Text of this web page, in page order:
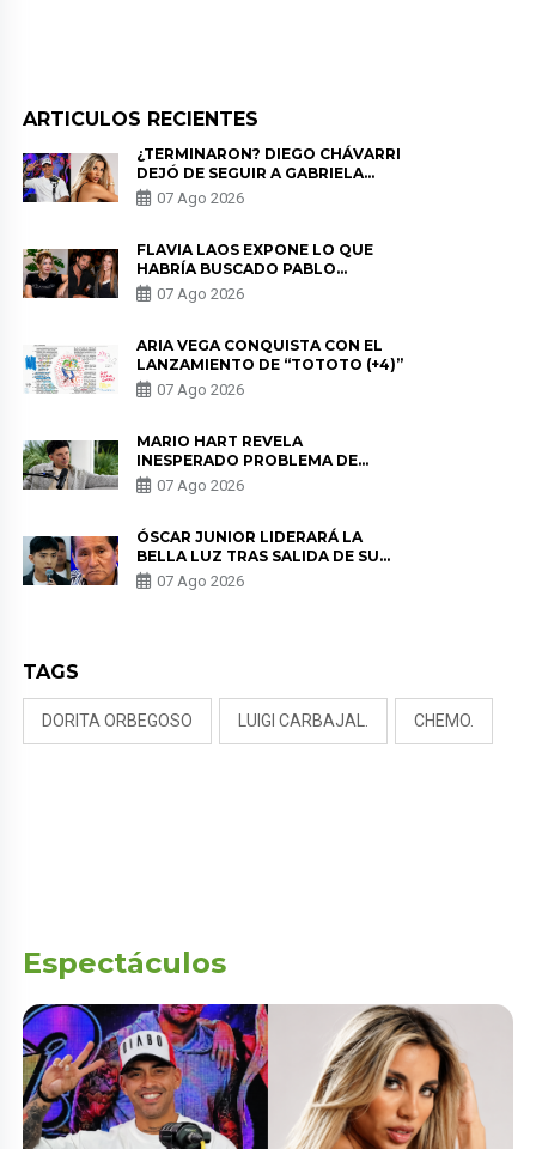
ARTICULOS RECIENTES
¿TERMINARON? DIEGO CHÁVARRI
DEJÓ DE SEGUIR A GABRIELA
HERRERA Y ANUNCIA SU SALIDA
DE PÓDCAST
07 Ago 2026
FLAVIA LAOS EXPONE LO QUE
HABRÍA BUSCADO PABLO
HEREDIA CON ALE FULLER: “UNA
DE LAS PARTES QUERÍA EL
07 Ago 2026
ARIA VEGA CONQUISTA CON EL
LANZAMIENTO DE “TOTOTO (+4)”
07 Ago 2026
MARIO HART REVELA
INESPERADO PROBLEMA DE
SALUD ANTES DE SEPARARSE DE
KORINA: “ME ENCONTRARON UN
07 Ago 2026
ÓSCAR JUNIOR LIDERARÁ LA
BELLA LUZ TRAS SALIDA DE SU
PADRE POR POLÉMICA CON
NALDY SALDAÑA
07 Ago 2026
TAGS
DORITA ORBEGOSO LUIGI CARBAJAL. CHEMO.
Espectáculos